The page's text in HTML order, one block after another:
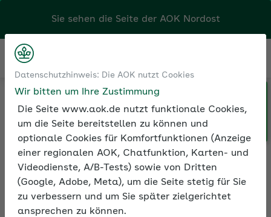
Datenschutzhinweis: Die AOK nutzt Cookies
Wir bitten um Ihre Zustimmung
Die Seite www.aok.de nutzt funktionale Cookies,
um die Seite bereitstellen zu können und
optionale Cookies für Komfortfunktionen (Anzeige
einer regionalen AOK, Chatfunktion, Karten- und
Videodienste, A/B-Tests) sowie von Dritten
(Google, Adobe, Meta), um die Seite stetig für Sie
zu verbessern und um Sie später zielgerichtet
ansprechen zu können.
KontaktMenü
Klicken Sie hier, wenn Sie Ihre
AOK/Region wechseln möchten.
Medien und Seminare
Seminarvideos
Seminarvideos Betriebliche Gesundheitsförderung
Seminarvideo: Cannabis und Suchtprävention im Unternehmen
Seminarvideo: Cannabis
und Suchtprävention im
Unternehmen